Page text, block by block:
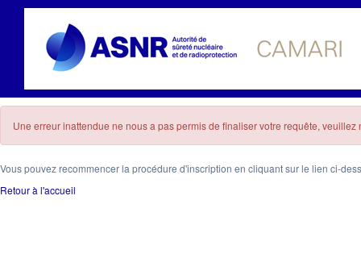
Une erreur inattendue ne nous a pas permis de finaliser votre requête,
Vous pouvez recommencer la procédure d'inscription en cliquant sur le lien ci-
Retour à l'accueil